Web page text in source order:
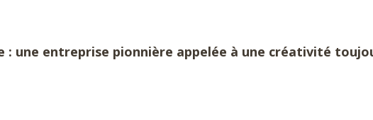
: une entreprise pionnière appelée à une créativité